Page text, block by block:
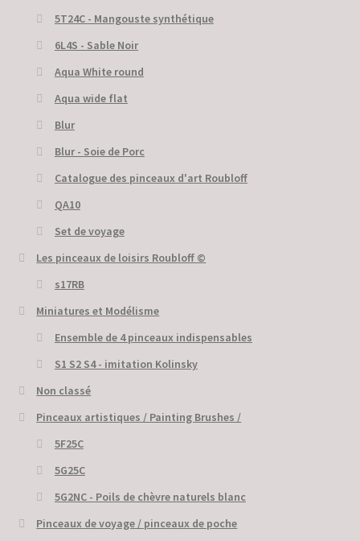
5Т24С - Mangouste synthétique
6L4S - Sable Noir
Aqua White round
Aqua wide flat
Blur
Blur - Soie de Porc
Catalogue des pinceaux d'art Roubloff
QA10
Set de voyage
Les pinceaux de loisirs Roubloff ©
s17RB
Miniatures et Modélisme
Ensemble de 4 pinceaux indispensables
S1 S2 S4 - imitation Kolinsky
Non classé
Pinceaux artistiques / Painting Brushes /
5F25C
5G25C
5G2NC - Poils de chèvre naturels blanc
Pinceaux de voyage / pinceaux de poche